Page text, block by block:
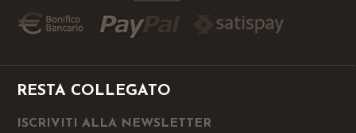
RESTA COLLEGATO
ISCRIVITI ALLA NEWSLETTER